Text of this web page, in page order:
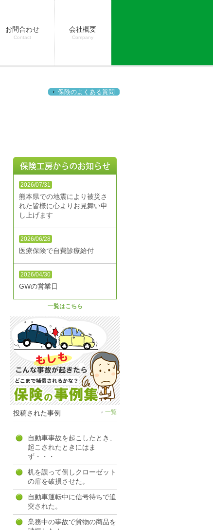
お問合わせ
Contact
会社概要
Company
保険のよくある質問
2026/07/31
熊本県での地震により被災さ
れた皆様に心よりお見舞い申
し上げます
2026/06/28
医療保険で自費診療給付
2026/04/30
GWの営業日
一覧はこちら
投稿された事例 一覧
自動車事故を起こしたとき、
起こされたときにはま
ず・・・
机を誤って倒しクローゼット
の扉を破損させた。
自動車運転中に信号待ちで追
突された。
業務中の事故で貨物の商品を